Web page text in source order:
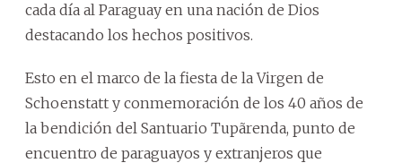
cada día al Paraguay en una nación de Dios
destacando los hechos positivos.
Esto en el marco de la fiesta de la Virgen de
Schoenstatt y conmemoración de los 40 años de
la bendición del Santuario Tupãrenda, punto de
encuentro de paraguayos y extranjeros que